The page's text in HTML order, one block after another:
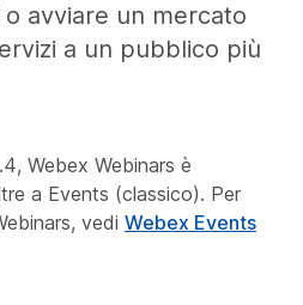
avviare un mercato
a un pubblico più
Webex Webinars è
a Events (classico). Per
vedi Webex Events